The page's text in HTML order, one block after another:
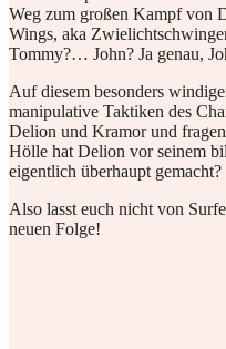
Weg zum großen Kampf von
Wings, aka
Tommy?… John? Ja genau,
Auf diesem besonders
manipulative Taktiken des
Delion und Kramor und
Hölle hat Delion vor seinem
eigentlich überhaupt gemacht?
Also lasst euch nicht von
neuen Folge!